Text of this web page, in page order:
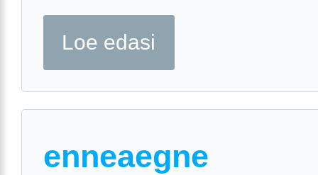
Loe edasi
enneaegne